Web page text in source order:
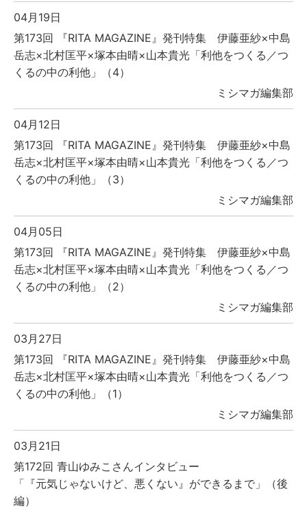
04月19日
第173回 『RITA MAGAZINE』発刊特集 伊藤亜紗×中島
岳志×北村匡平×塚本由晴×山本貴光「利他をつくる／つ
くるの中の利他」（4）
ミシマガ編集部
04月12日
第173回 『RITA MAGAZINE』発刊特集 伊藤亜紗×中島
岳志×北村匡平×塚本由晴×山本貴光「利他をつくる／つ
くるの中の利他」（3）
ミシマガ編集部
04月05日
第173回 『RITA MAGAZINE』発刊特集 伊藤亜紗×中島
岳志×北村匡平×塚本由晴×山本貴光「利他をつくる／つ
くるの中の利他」（2）
ミシマガ編集部
03月27日
第173回 『RITA MAGAZINE』発刊特集 伊藤亜紗×中島
岳志×北村匡平×塚本由晴×山本貴光「利他をつくる／つ
くるの中の利他」（1）
ミシマガ編集部
03月21日
第172回 青山ゆみこさんインタビュー
「『元気じゃないけど、悪くない』ができるまで」（後
編）